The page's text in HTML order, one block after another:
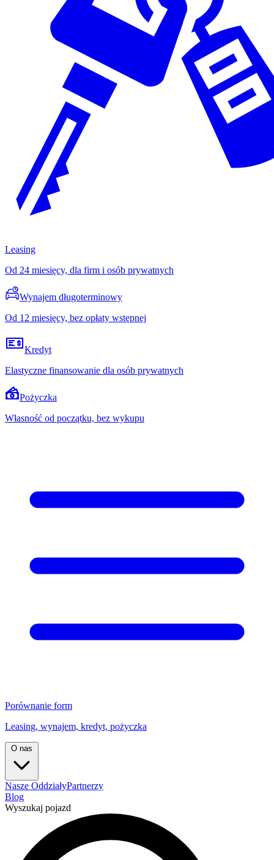
Leasing
Od 24 miesięcy, dla firm i osób prywatnych
Wynajem długoterminowy
Od 12 miesięcy, bez opłaty wstępnej
Kredyt
Elastyczne finansowanie dla osób prywatnych
Pożyczka
Własność od początku, bez wykupu
Porównanie form
Leasing, wynajem, kredyt, pożyczka
O nas
Nasze OddziałyPartnerzy
Blog
Wyszukaj pojazd